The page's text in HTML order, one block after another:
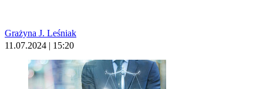
Grażyna J. Leśniak
11.07.2024 | 15:20